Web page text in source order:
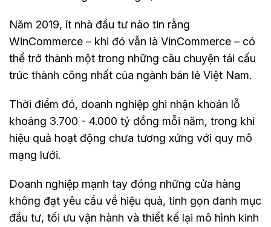
Năm 2019, ít nhà đầu tư nào tin rằng
WinCommerce – khi đó vẫn là VinCommerce – có
thể trở thành một trong những câu chuyện tái cấu
trúc thành công nhất của ngành bán lẻ Việt Nam.
Thời điểm đó, doanh nghiệp ghi nhận khoản lỗ
khoảng 3.700 - 4.000 tỷ đồng mỗi năm, trong khi
hiệu quả hoạt động chưa tương xứng với quy mô
mạng lưới.
Doanh nghiệp mạnh tay đóng những cửa hàng
không đạt yêu cầu về hiệu quả, tinh gọn danh mục
đầu tư, tối ưu vận hành và thiết kế lại mô hình kinh